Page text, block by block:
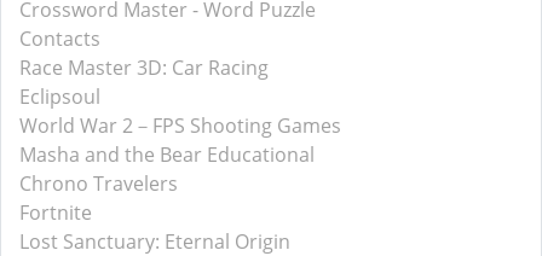
Crossword Master - Word Puzzle
Contacts
Race Master 3D: Car Racing
Eclipsoul
World War 2－FPS Shooting Games
Masha and the Bear Educational
Chrono Travelers
Fortnite
Lost Sanctuary: Eternal Origin